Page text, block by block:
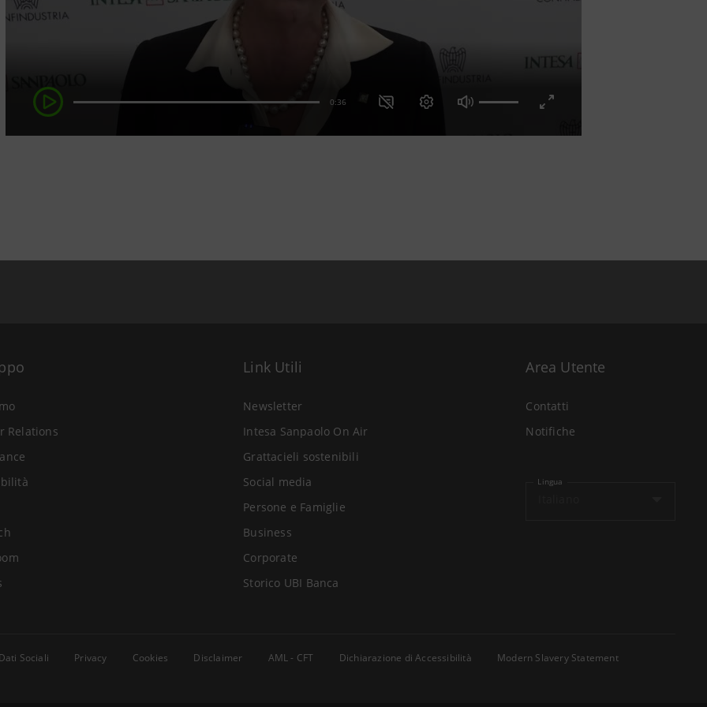
Relations
Link Utili
Newsletter
Intesa Sanpaolo On Air
Grattacieli sostenibili
Social media
Persone e Famiglie
Business
Corporate
Storico UBI Banca
Area Utente
Contatti
Notifiche
Lingua
Dati Sociali Privacy Cookies Disclaimer AML - CFT Dichiarazione di Accessibilità
Modern Slavery Statement